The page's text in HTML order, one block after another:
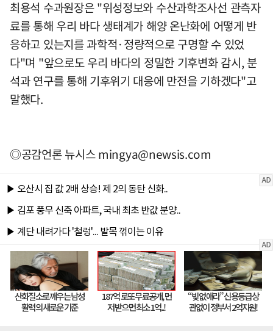
최용석 수과원장은 "위성정보와 수산과학조사선 관측자
료를 통해 우리 바다 생태계가 해양 온난화에 어떻게 반
응하고 있는지를 과학적·정량적으로 구명할 수 있었
다"며 "앞으로도 우리 바다의 정밀한 기후변화 감시, 분
석과 연구를 통해 기후위기 대응에 만전을 기하겠다"고
말했다.
◎공감언론 뉴시스mingya@newsis.com